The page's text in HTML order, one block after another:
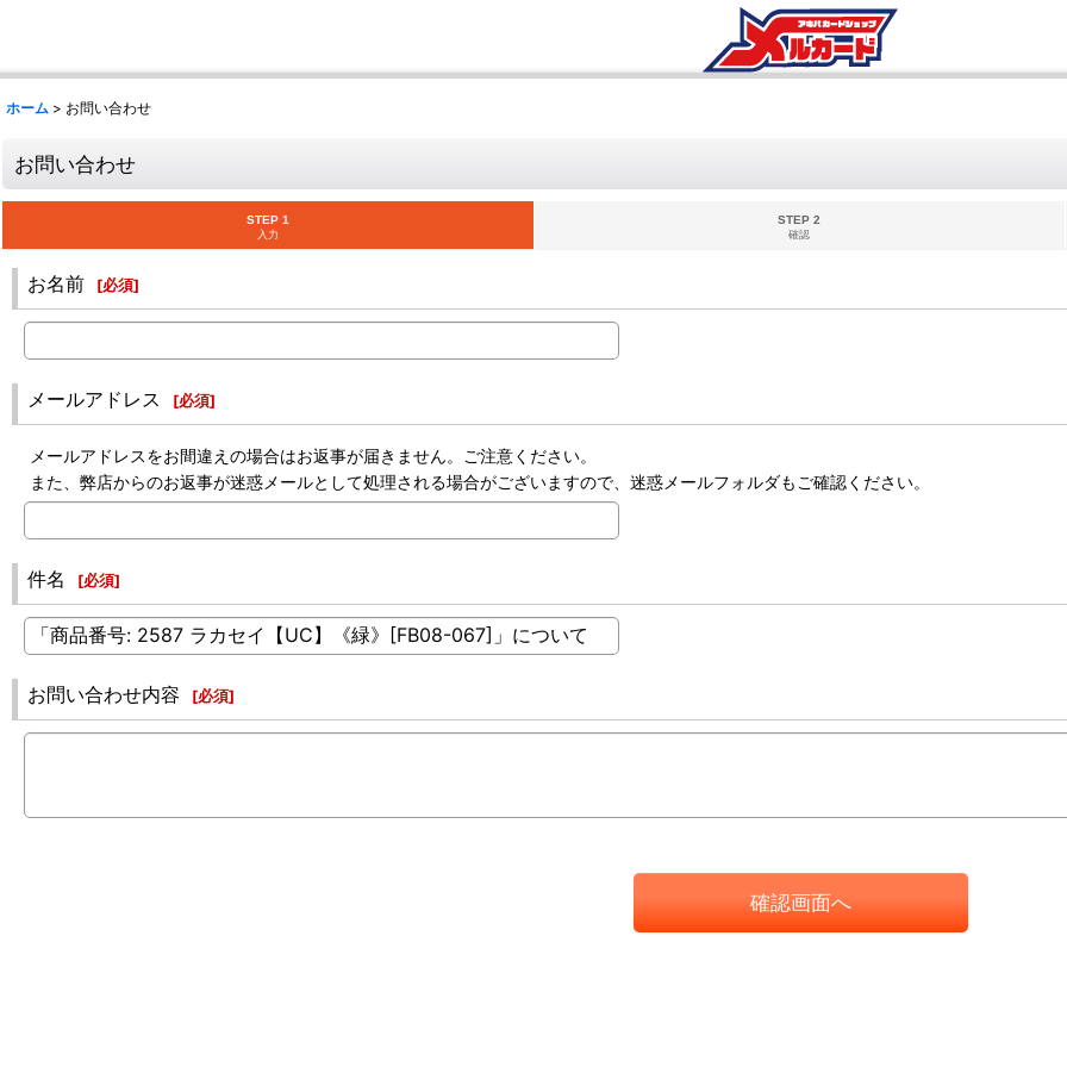
ホーム > お問い合わせ
お問い合わせ
STEP 1
入力
STEP 2
確認
お名前 [必須]
メールアドレス [必須]
メールアドレスをお間違えの場合はお返事が届きません。ご注意ください。
また、弊店からのお返事が迷惑メールとして処理される場合がございますので、迷惑メールフォルダもご確認ください。
件名 [必須]
お問い合わせ内容 [必須]
確認画面へ